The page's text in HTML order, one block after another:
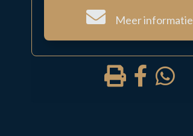
Meer informatie